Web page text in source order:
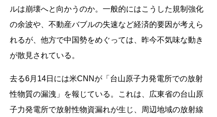
ルは崩壊へと向かうのか。一般的にはこうした規制強化
の余波や、不動産バブルの失速など経済的要因が考えら
れるが、他方で中国勢をめぐっては、昨今不気味な動き
が散見されている。
去る6月14日には米CNNが「台山原子力発電所での放射
性物質の漏洩」を報じている。これは、広東省の台山原
子力発電所で放射性物資漏れが生じ、周辺地域の放射線